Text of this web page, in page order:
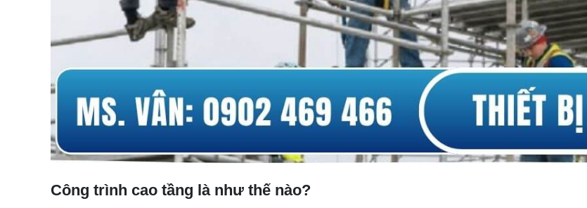
Công trình cao tầng là như thế nào?